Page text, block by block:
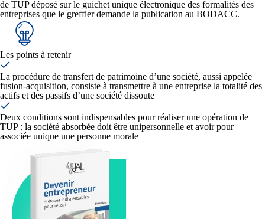
de TUP déposé sur le guichet unique électronique des formalités des
entreprises que le greffier demande la publication au BODACC.
Les points à retenir
La procédure de transfert de patrimoine d’une société, aussi appelée
fusion-acquisition, consiste à transmettre à une entreprise la totalité des
actifs et des passifs d’une société dissoute
Deux conditions sont indispensables pour réaliser une opération de
TUP : la société absorbée doit être unipersonnelle et avoir pour
associée unique une personne morale